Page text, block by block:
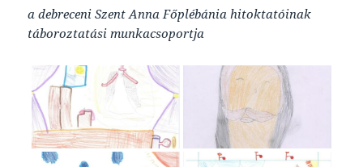
a debreceni Szent Anna Főplébánia hitoktatóinak
táboroztatási munkacsoportja